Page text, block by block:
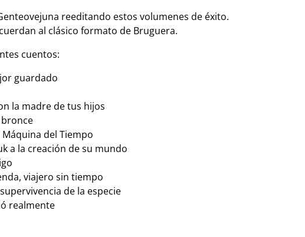
reeditando estos volumenes de éxito.
al clásico formato de Bruguera.
cuentos:
guardado
la madre de tus hijos
del Tiempo
a la creación de su mundo
viajero sin tiempo
de la especie
realmente